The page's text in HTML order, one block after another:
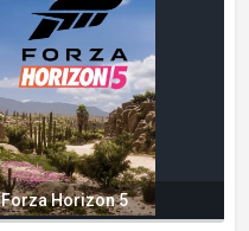
Forza Horizon 5